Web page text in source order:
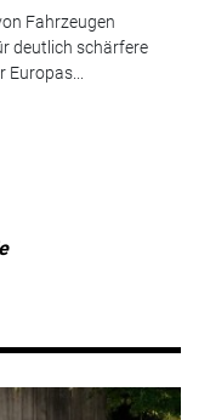
Fahrzeugen
deutlich schärfere